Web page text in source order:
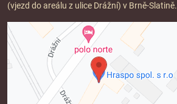
(vjezd do areálu z ulice Drážní) v Brně-Slatině.